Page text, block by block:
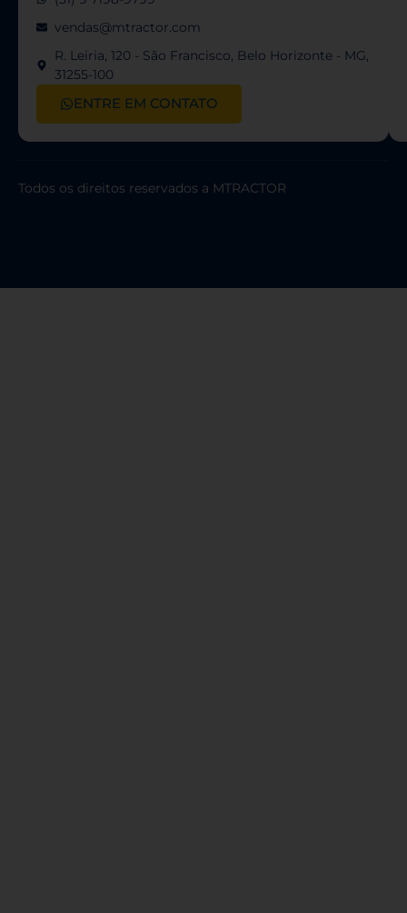
vendas@mtractor.com
R. Leiria, 120 - São Francisco, Belo Horizonte - MG,
31255-100
ENTRE EM CONTATO
Todos os direitos reservados a MTRACTOR